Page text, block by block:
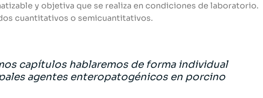
y objetiva que se realiza en condiciones de laboratorio.
cuantitativos o semicuantitativos.
capítulos hablaremos de forma individual
agentes enteropatogénicos en porcino